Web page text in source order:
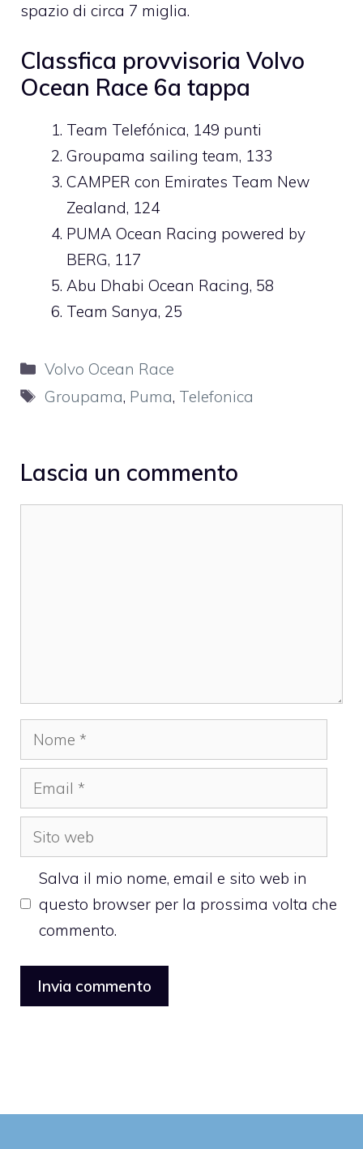
spazio di circa 7 miglia.
Classfica provvisoria Volvo
Ocean Race 6a tappa
Team Telefónica, 149 punti
Groupama sailing team, 133
CAMPER con Emirates Team New
Zealand, 124
PUMA Ocean Racing powered by
BERG, 117
Abu Dhabi Ocean Racing, 58
Team Sanya, 25
Categorie
Volvo Ocean Race
Tag
Groupama, Puma, Telefonica
Lascia un commento
Nome
Email
Sito
web
Salva il mio nome, email e sito web in
questo browser per la prossima volta che
commento.